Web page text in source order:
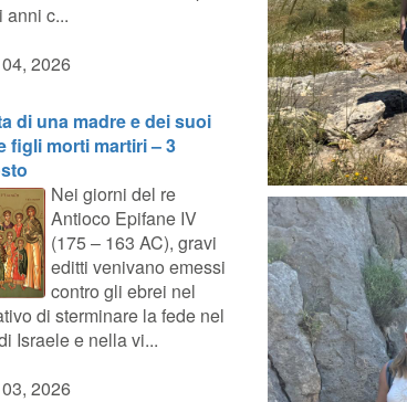
anni c...
2026
di una madre e dei suoi
figli morti martiri – 3
Nei giorni del re
Antioco Epifane IV
(175 – 163 AC), gravi
editti venivano emessi
contro gli ebrei nel
di sterminare la fede nel
Israele e nella vi...
2026